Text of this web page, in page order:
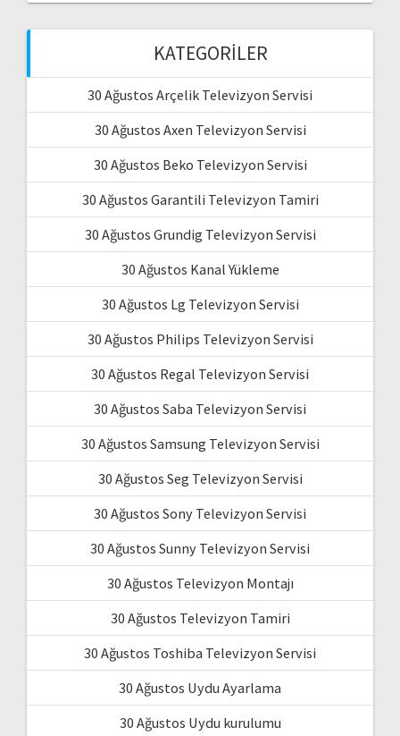
KATEGORILER
30 Ağustos Arçelik Televizyon Servisi
30 Ağustos Axen Televizyon Servisi
30 Ağustos Beko Televizyon Servisi
30 Ağustos Garantili Televizyon Tamiri
30 Ağustos Grundig Televizyon Servisi
30 Ağustos Kanal Yükleme
30 Ağustos Lg Televizyon Servisi
30 Ağustos Philips Televizyon Servisi
30 Ağustos Regal Televizyon Servisi
30 Ağustos Saba Televizyon Servisi
30 Ağustos Samsung Televizyon Servisi
30 Ağustos Seg Televizyon Servisi
30 Ağustos Sony Televizyon Servisi
30 Ağustos Sunny Televizyon Servisi
30 Ağustos Televizyon Montajı
30 Ağustos Televizyon Tamiri
30 Ağustos Toshiba Televizyon Servisi
30 Ağustos Uydu Ayarlama
30 Ağustos Uydu kurulumu